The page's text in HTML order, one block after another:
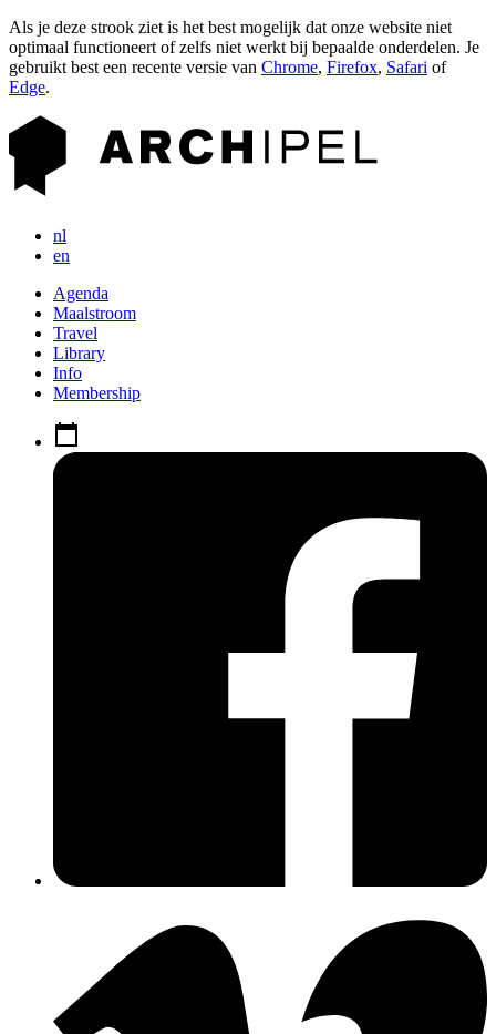
Als je deze strook ziet is het best mogelijk dat onze website niet
optimaal functioneert of zelfs niet werkt bij bepaalde onderdelen. Je
gebruikt best een recente versie van Chrome, Firefox, Safari of
Edge.
nl
en
Agenda
Maalstroom
Travel
Library
Info
Membership